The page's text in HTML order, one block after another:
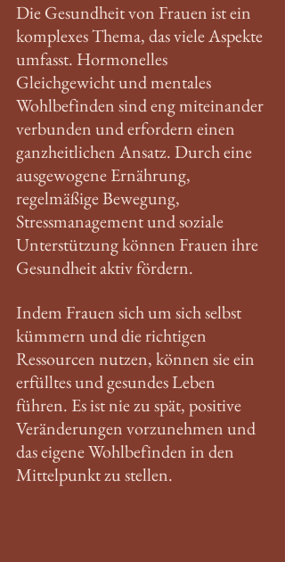
Die Gesundheit von Frauen ist ein
komplexes Thema, das viele Aspekte
umfasst. Hormonelles
Gleichgewicht und mentales
Wohlbefinden sind eng miteinander
verbunden und erfordern einen
ganzheitlichen Ansatz. Durch eine
ausgewogene Ernährung,
regelmäßige Bewegung,
Stressmanagement und soziale
Unterstützung können Frauen ihre
Gesundheit aktiv fördern.
Indem Frauen sich um sich selbst
kümmern und die richtigen
Ressourcen nutzen, können sie ein
erfülltes und gesundes Leben
führen. Es ist nie zu spät, positive
Veränderungen vorzunehmen und
das eigene Wohlbefinden in den
Mittelpunkt zu stellen.